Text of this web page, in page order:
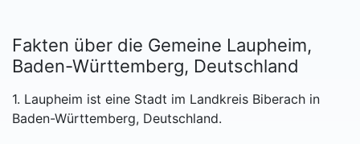
Fakten über die Gemeine Laupheim,
Baden-Württemberg, Deutschland
1. Laupheim ist eine Stadt im Landkreis Biberach in
Baden-Württemberg, Deutschland.